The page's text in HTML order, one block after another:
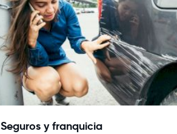
Seguros y franquicia